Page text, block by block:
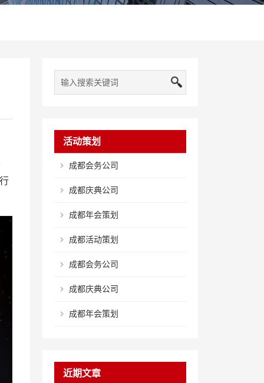
活动策划
成都会务公司
成都庆典公司
成都年会策划
成都活动策划
成都会务公司
成都庆典公司
成都年会策划
近期文章